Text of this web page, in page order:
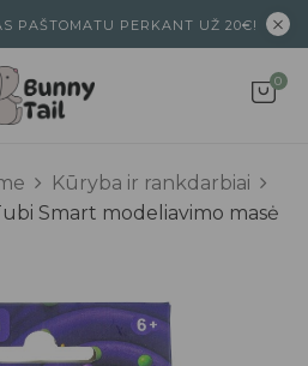
PAŠTOMATU PERKANT UŽ 20€!
0
Kūryba ir rankdarbiai
Smart modeliavimo masė